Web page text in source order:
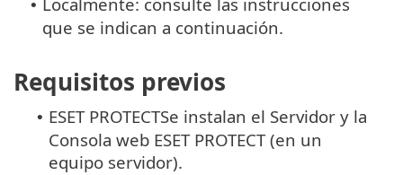
•
que se indican a continuación.
Requisitos previos
• ESET PROTECTSe instalan el Servidor y la
Consola web ESET PROTECT (en un
equipo servidor).